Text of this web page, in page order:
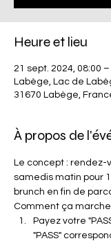
Heure et lieu
21 sept. 2024, 08:00 –
Labège, Lac de
31670 Labège,
À propos de
Le concept : rendez-
samedis matin pour
brunch en fin de
Comment ça marche
Payez votre
"PASS"